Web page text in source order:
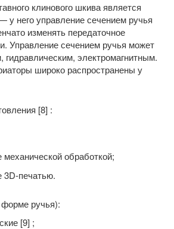
клинового шкива является
у него управление сечением ручья
изменять передаточное
Управление сечением ручья может
гидравлическим, электромагнитным.
широко распространены у
[8] :
обработкой;
3D-печатью.
форме ручья):
[9] ;